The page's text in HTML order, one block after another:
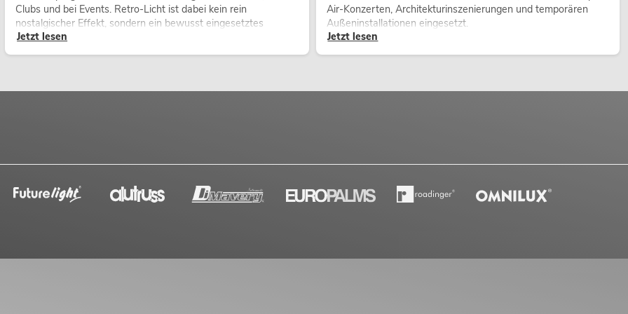
Clubs und bei Events. Retro-Licht ist dabei kein rein
nostalgischer Effekt, sondern ein bewusst eingesetztes
Gestaltungsmittel: Es schafft Atmosphäre, gibt Szenen
Charakter und kann technische LED-Setups emotionaler
Jetzt lesen
Air-Konzerten, Architekturinszenierungen und temporären
Außeninstallationen eingesetzt.
Jetzt lesen